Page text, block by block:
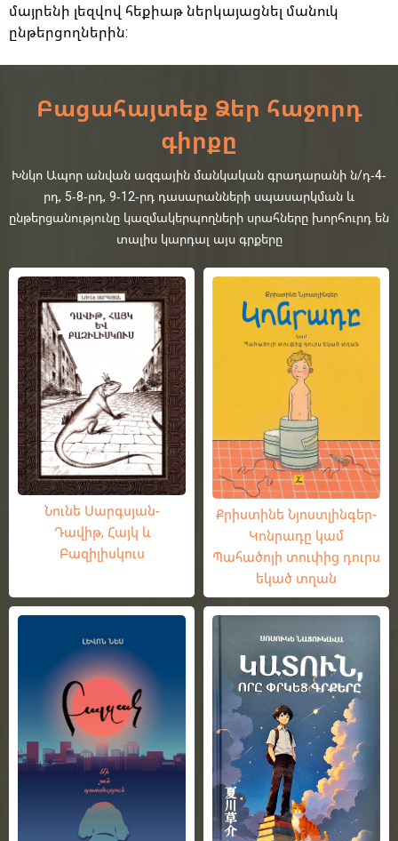
մայրենի լեզվով հեքիաթ ներկայացնել մանուկ
ընթերցողներին:
Բացահայտեք Ձեր հաջորդ
գիրքը
Խնկո Ապոր անվան ազգային մանկական գրադարանի ն/դ-4-
րդ, 5-8-րդ, 9-12-րդ դասարանների սպասարկման և
ընթերցանությունը կազմակերպողների սրահները խորհուրդ են
տալիս կարդալ այս գրքերը
Նունե Սարգսյան-
Դավիթ, Հայկ և
Բազիլիսկուս
Քրիստինե Նյոստլինգեր-
Կոնրադը կամ
Պահածոյի տուփից դուրս
եկած տղան